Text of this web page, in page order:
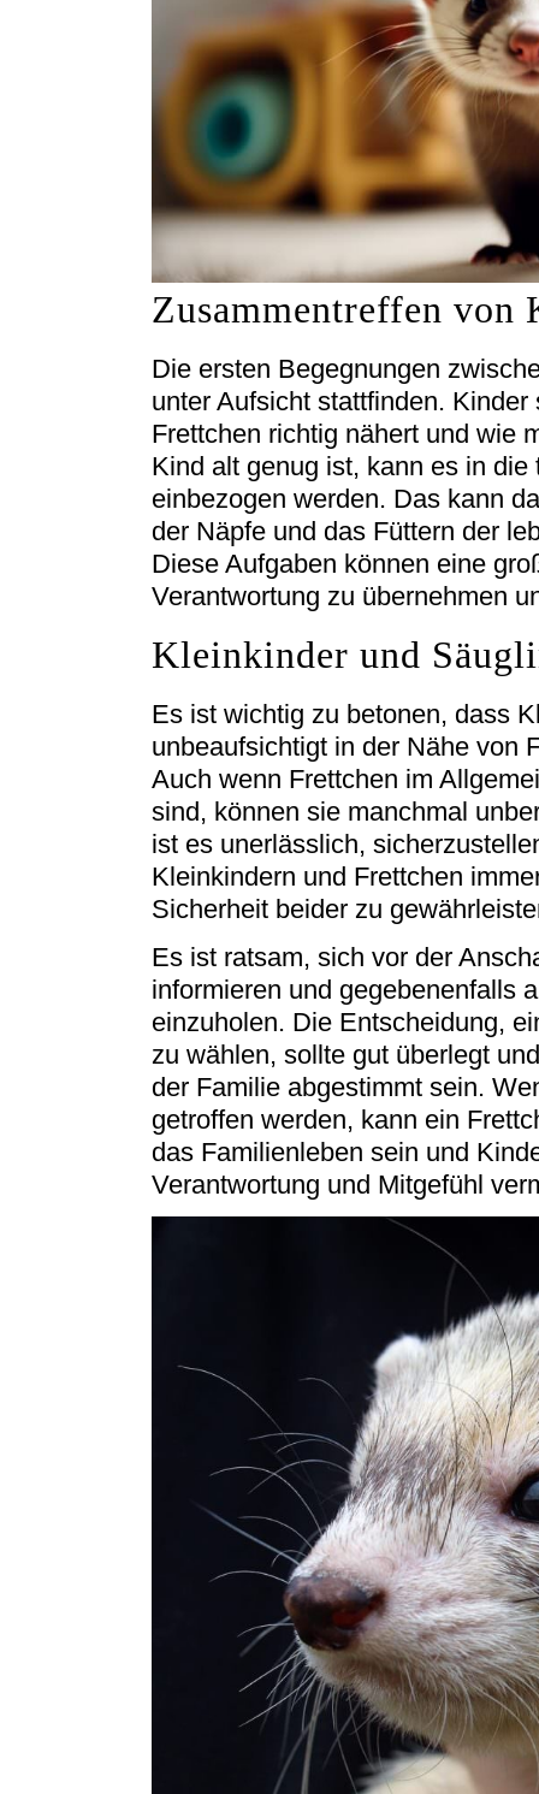
Zusammentreffen von
Die ersten Begegnungen
unter Aufsicht stattfinden.
Frettchen richtig nähert und wie
Kind alt genug ist, kann es in
einbezogen werden. Das kann
der Näpfe und das Füttern der
Diese Aufgaben können eine
Verantwortung zu übernehmen
Kleinkinder und
Es ist wichtig zu betonen, dass
unbeaufsichtigt in der Nähe von
Auch wenn Frettchen im
sind, können sie manchmal
ist es unerlässlich,
Kleinkindern und Frettchen
Sicherheit beider zu
Es ist ratsam, sich vor der
informieren und gegebenenfalls
einzuholen. Die Entscheidung,
zu wählen, sollte gut überlegt
der Familie abgestimmt sein.
getroffen werden, kann ein
das Familienleben sein und
Verantwortung und Mitgefühl